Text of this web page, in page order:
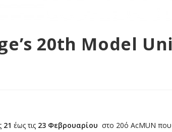
20th Model
21 έως τις 23 Φεβρουαρίου στο 20ό AcMUN που